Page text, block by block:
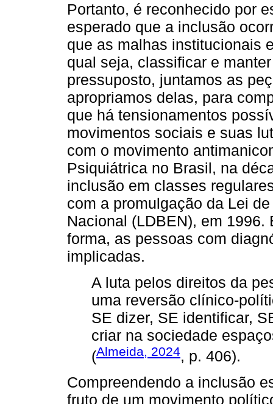
Portanto, é reconhecido por
esperado que a inclusão
que as malhas institucionais
qual seja, classificar e
pressuposto, juntamos as
apropriamos delas, para
que há tensionamentos
movimentos sociais e suas
com o movimento
Psiquiátrica no Brasil, na
inclusão em classes
com a promulgação da Lei
Nacional (LDBEN), em
forma, as pessoas com
implicadas.
A luta pelos direitos da
uma reversão clínico-
SE dizer, SE identificar,
criar na sociedade
(Almeida, 2024, p. 406).
Compreendendo a inclusão
fruto de um movimento